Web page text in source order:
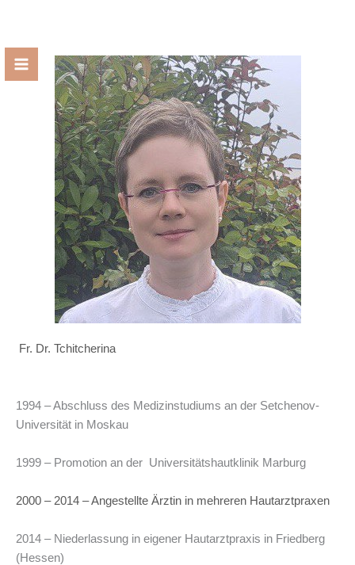
Zum
Inhalt
Fr. Dr. Tchitcherina
1994 – Abschluss des Medizinstudiums an der Setchenov-
Universität in Moskau
1999 – Promotion an der Universitätshautklinik Marburg
2000 – 2014 – Angestellte Ärztin in mehreren Hautarztpraxen
2014 – Niederlassung in eigener Hautarztpraxis in Friedberg
(Hessen)